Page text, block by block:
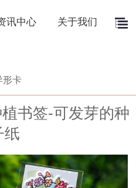
讯中心 关于我们
形卡
书签-可发芽的种
纸